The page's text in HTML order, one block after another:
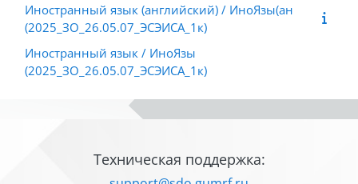
Иностранный язык (английский) / ИноЯзы(ан
(2025_ЗО_26.05.07_ЭСЭИСА_1к)
Иностранный язык / ИноЯзы
(2025_ЗО_26.05.07_ЭСЭИСА_1к)
Техническая поддержка: